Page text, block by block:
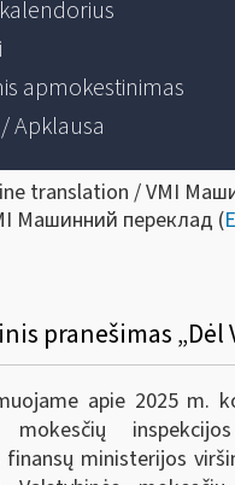
apmokestinimas
Apklausa
translation / VMI
Машинний переклад (
apie 2025 m.
mokesčių
finansų ministerijos